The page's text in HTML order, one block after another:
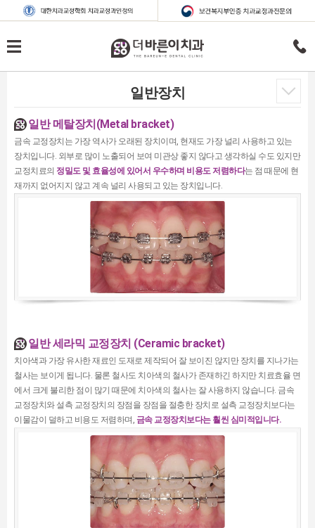
일반장치
일반 메탈장치(Metal bracket)
금속 교정장치는 가장 역사가 오래된 장치이며, 현재도 가장 널리 사용하고 있는
장치입니다. 외부로 많이 노출되어 보여 미관상 좋지 않다고 생각하실 수도 있지만
교정치료의 정밀도 및 효율성에 있어서 우수하며 비용도 저렴하다는 점 때문에 현
재까지 없어지지 않고 계속 널리 사용되고 있는 장치입니다.
일반 세라믹 교정장치 (Ceramic bracket)
치아색과 가장 유사한 재료인 도재로 제작되어 잘 보이진 않지만 장치를 지나가는
철사는 보이게 됩니다. 물론 철사도 치아색의 철사가 존재하긴 하지만 치료효율 면
에서 크게 불리한 점이 많기 때문에 치아색의 철사는 잘 사용하지 않습니다. 금속
교정장치와 설측 교정장치의 장점을 장점을 절충한 장치로 설측 교정장치보다는
이물감이 덜하고 비용도 저렴하며, 금속 교정장치보다는 훨씬 심미적입니다.